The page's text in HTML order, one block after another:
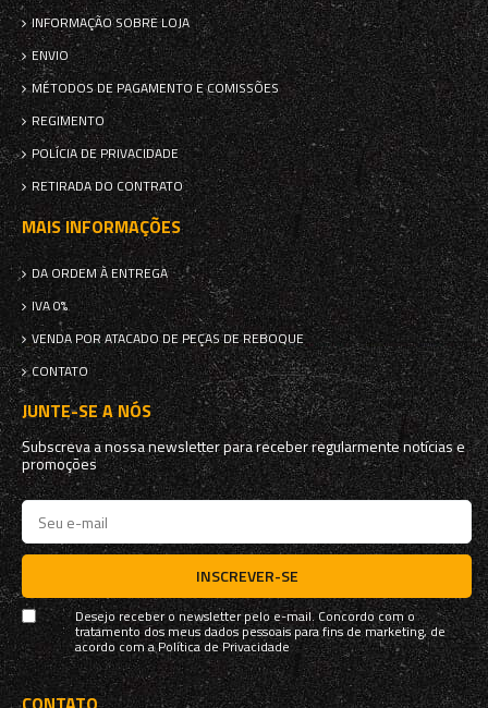
INFORMAÇÃO SOBRE LOJA
ENVIO
MÉTODOS DE PAGAMENTO E COMISSÕES
REGIMENTO
POLÍCIA DE PRIVACIDADE
RETIRADA DO CONTRATO
MAIS INFORMAÇÕES
DA ORDEM À ENTREGA
IVA 0%
VENDA POR ATACADO DE PEÇAS DE REBOQUE
CONTATO
JUNTE-SE A NÓS
Subscreva a nossa newsletter para receber regularmente notícias e
promoções
INSCREVER-SE
Desejo receber o newsletter pelo e-mail. Concordo com o
tratamento dos meus dados pessoais para fins de marketing, de
acordo com aPolítica de Privacidade